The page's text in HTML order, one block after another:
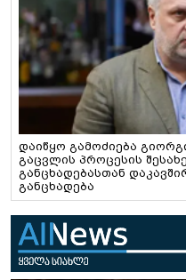
დაიწყო გამოძიება
გაცვლის პროცესის
განცხადებასთან
განცხადება